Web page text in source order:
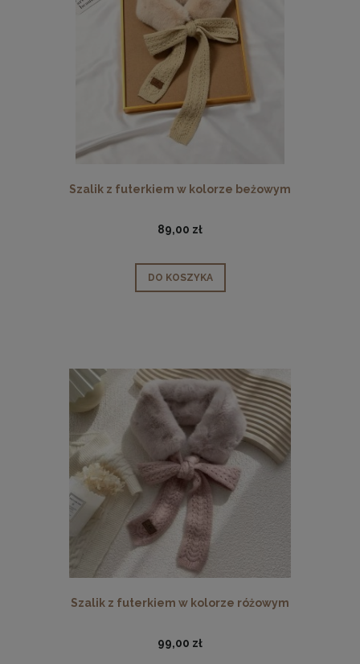
Szalik z futerkiem w kolorze beżowym
89,00 zł
DO KOSZYKA
Szalik z futerkiem w kolorze różowym
99,00 zł